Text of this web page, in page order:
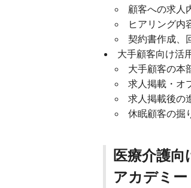
顧客への求人
ヒアリング内
契約書作成、
大手顧客向け活
大手顧客の本
求人掲載・オ
求人掲載後の
休眠顧客の掘
医療介護
アカデミー